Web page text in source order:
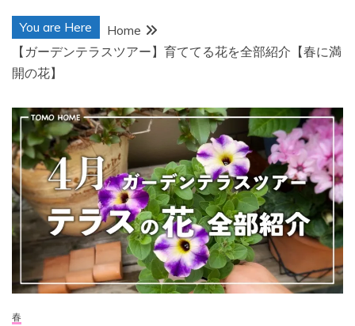
You are Here
Home
【ガーデンテラスツアー】育ててる花を全部紹介【春に満
開の花】
春